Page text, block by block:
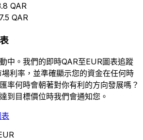
QAR
QAR
中。我們的即時QAR至EUR圖表追蹤
利率，並準確顯示您的資金在任何時
率何時會朝著對你有利的方向發展嗎？
到目標價位時我們會通知您。